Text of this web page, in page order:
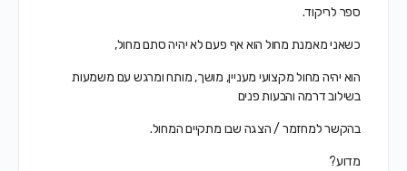
ספר לריקוד.
כשאני מאמנת מחול הוא אף פעם לא יהיה סתם מחול,
הוא יהיה מחול מקצועי מעניין, מושך, מותח ומרגש עם משמעות
בשילוב דרמה והבעות פנים
בהקשר למחזמר / הצגה שבו מתקיים המחול.
מדוע?